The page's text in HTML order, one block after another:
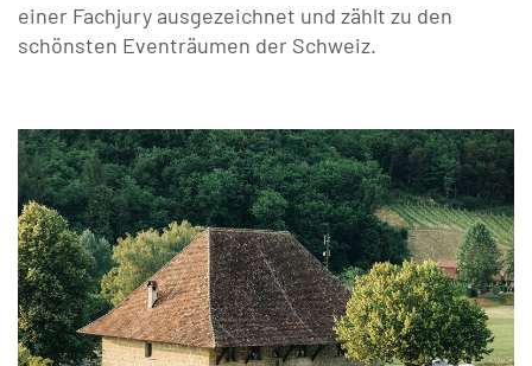
einer Fachjury ausgezeichnet und zählt zu den
schönsten Eventräumen der Schweiz.